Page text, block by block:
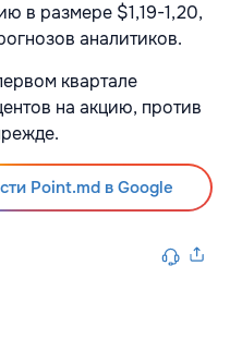
в размере $1,19-1,20,
аналитиков.
квартале
на акцию, против
Point.md в Google